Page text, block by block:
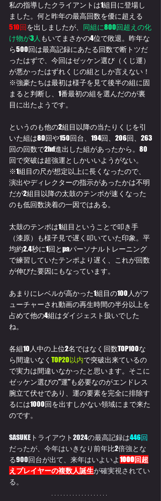
私の指導したクライアントは1組目に登場し
ました。何と昨年の最高回数を優に超える
510回を出しましたが、 同組に800回超えの化
け物が3人 もいてまさかの4位で敗退。昨年な
ら500回は最高記録にあたる回数で断トツだ
ったはずで、今回はゼッケン選び（くじ運）
が悪かったはずれくじの組としか言えない！
※強豪たちは最初は様子を見て後半の組に固
まると判断し、1番最初の組を選んだのが裏
目に出たようです。
というのも他の2組目以降の当たりくじを引
いた組は80回や150回台、194回、206回、263
回の回数で2hd進出した組があったから。80
回で突破は超強運としかいいようがない。
※1組目の尺が想定以上に長くなったので、
演出やディレクターの指示があったかは不明
だが2組目以降の太鼓のテンポが速くなった
のも低回数決着の一因ではある。
太鼓のテンポは1組目ということで叩き手
（漆原）も様子見で遅く叩いていた印象。平
均約2.4秒に1回とpaパーソナルトレーニング
で練習していたテンポより遅く、これが回数
が伸びた要因にもなっています。
あまりにレベルが高かった1組目の100人がフ
ューチャーされ動画の再生時間の半分以上を
占めて他の4組はダイジェスト扱いでした
ね。
各組10人中の上位2名ではなく回数TOP100な
ら間違いなく TOP20以内で突破出来ているの
で実力は間違いなかったと思います。そこに
ゼッケン選びの”運”も必要なのがエンドレス
腕立て伏せであり、運の要素を完全に排除す
るには1000回を出すしかない領域にまで来た
のです。
SASUKEトライアウト2024の最高記録は446回
だったが、今年はいきなり前年比2倍強とな
る900回台が出て、来年はいよいよ1000回超
えプレイヤーの複数人誕生が確実視されてい
る。